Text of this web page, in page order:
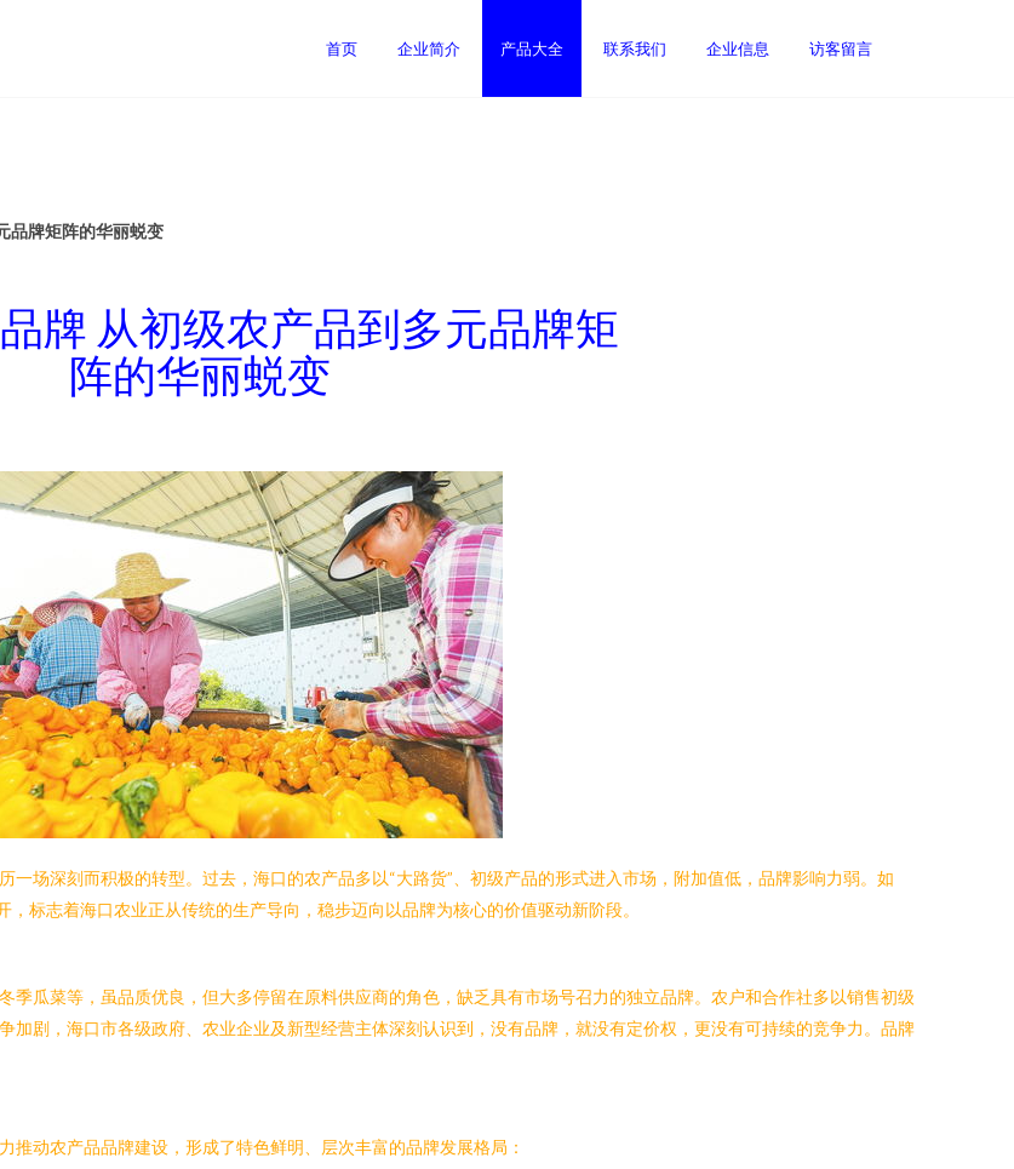
首页 企业简介 产品大全 联系我们 企业信息 访客留言
品牌矩阵的华丽蜕变
牌 从初级农产品到多元品牌矩
阵的华丽蜕变
场深刻而积极的转型。过去，海口的农产品多以“大路货”、初级产品的形式进入市场，附加值低，品牌影响力弱。如
标志着海口农业正从传统的生产导向，稳步迈向以品牌为核心的价值驱动新阶段。
瓜菜等，虽品质优良，但大多停留在原料供应商的角色，缺乏具有市场号召力的独立品牌。农户和合作社多以销售初级
加剧，海口市各级政府、农业企业及新型经营主体深刻认识到，没有品牌，就没有定价权，更没有可持续的竞争力。品牌
动农产品品牌建设，形成了特色鲜明、层次丰富的品牌发展格局：